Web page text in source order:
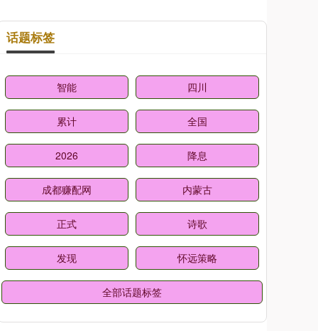
话题标签
智能 四川
累计 全国
2026 降息
成都赚配网 内蒙古
正式 诗歌
发现 怀远策略
全部话题标签